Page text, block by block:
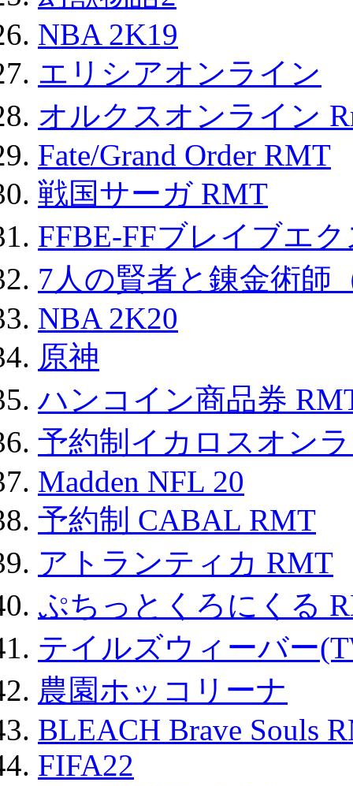
NBA 2K19
エリシアオンライン
オルクスオンライン
Fate/Grand Order RMT
戦国サーガ RMT
FFBE-FFブレイブエ
7人の賢者と錬金術師
NBA 2K20
原神
ハンコイン商品券
予約制イカロスオン
Madden NFL 20
予約制 CABAL RMT
アトランティカ RMT
ぷちっとくろにくる
テイルズウィーバー
農園ホッコリーナ
BLEACH Brave Souls
FIFA22